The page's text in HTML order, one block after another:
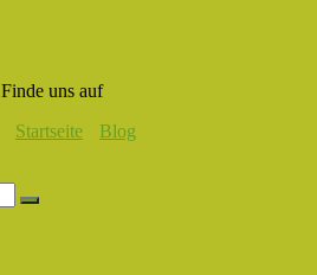
Finde uns auf
Startseite
Blog